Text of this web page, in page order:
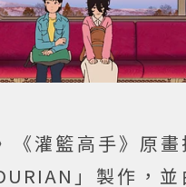
《灌籃高手》原
」製作，